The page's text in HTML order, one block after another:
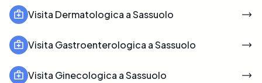
Visita Dermatologica a Sassuolo
Visita Gastroenterologica a Sassuolo
Visita Ginecologica a Sassuolo